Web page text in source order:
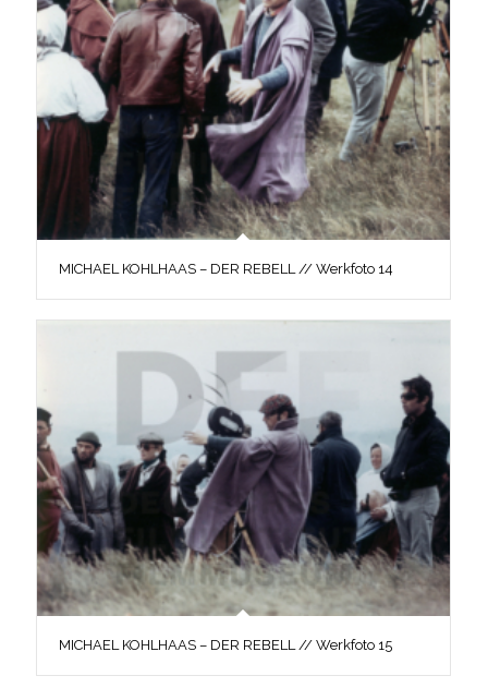
MICHAEL KOHLHAAS – DER REBELL // Werkfoto 14
MICHAEL KOHLHAAS – DER REBELL // Werkfoto 15